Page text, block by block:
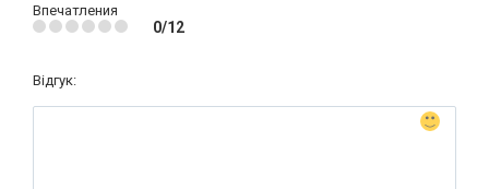
Впечатления
0/12
Відгук: